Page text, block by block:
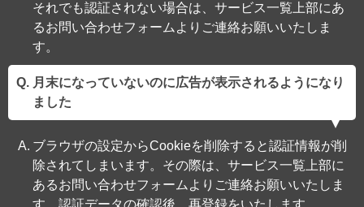
それでも認証されない場合は、サービス一覧上部にあ
るお問い合わせフォームよりご連絡お願いいたしま
す。
月末になっていないのに広告が表示されるようになり
ました
ブラウザの設定からCookieを削除すると認証情報が削
除されてしまいます。その際は、サービス一覧上部に
あるお問い合わせフォームよりご連絡お願いいたしま